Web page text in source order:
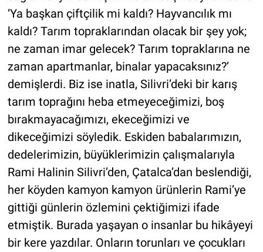
‘Ya başkan çiftçilik mi kaldı? Hayvancılık mı
kaldı? Tarım topraklarından olacak bir şey yok;
ne zaman imar gelecek? Tarım topraklarına ne
zaman apartmanlar, binalar yapacaksınız?’
demişlerdi. Biz ise inatla, Silivri’deki bir karış
tarım toprağını heba etmeyeceğimizi, boş
bırakmayacağımızı, ekeceğimizi ve
dikeceğimizi söyledik. Eskiden babalarımızın,
dedelerimizin, büyüklerimizin çalışmalarıyla
Rami Halinin Silivri’den, Çatalca’dan beslendiği,
her köyden kamyon kamyon ürünlerin Rami’ye
gittiği günlerin özlemini çektiğimizi ifade
etmiştik. Burada yaşayan o insanlar bu hikâyeyi
bir kere yazdılar. Onların torunları ve çocukları